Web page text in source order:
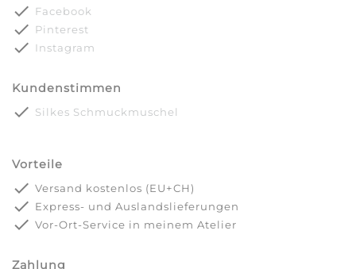
done Facebook
done Pinterest
done Instagram
Kundenstimmen
done Silkes Schmuckmuschel
Vorteile
done Versand kostenlos (EU+CH)
done Express- und Auslandslieferungen
done Vor-Ort-Service in meinem Atelier
Zahlung